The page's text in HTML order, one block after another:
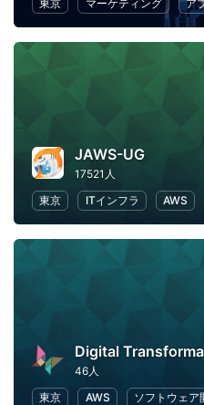
東京
マーケティング ア
JAWS-UG
17521人
東京
ITインフラ AWS
Digital
46人
東京
AWS ソフトウェア